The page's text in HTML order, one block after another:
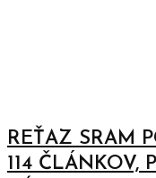
REŤAZ SRAM
114 ČLÁNKOV,